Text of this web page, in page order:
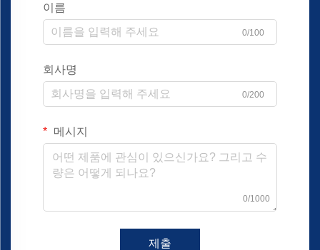
이름
0/100
회사명
0/200
메시지
0/1000
제출